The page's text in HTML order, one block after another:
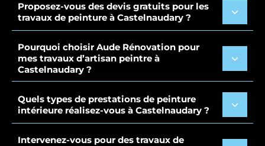
Proposez-vous des devis gratuits pour les
travaux de peinture à Castelnaudary ?
Pourquoi choisir Aude Rénovation pour
mes travaux d’artisan peintre à
Castelnaudary ?
Quels types de prestations de peinture
intérieure réalisez-vous à Castelnaudary ?
Intervenez-vous pour des travaux de